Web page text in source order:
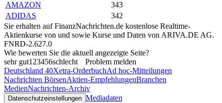
AMAZON
343
ADIDAS
342
Sie erhalten auf FinanzNachrichten.de kostenlose Realtime-
Aktienkurse von und sowie Kurse und Daten von ARIVA.DE AG.
FNRD-2.627.0
Wie bewerten Sie die aktuell angezeigte Seite?
sehr gut1 23456schlecht
Problem melden
Deutschland 40Xetra-OrderbuchAd hoc-Mitteilungen
Nachrichten BörsenAktien-EmpfehlungenBranchen
MedienNachrichten-Archiv
Datenschutzeinstellungen Mediadaten